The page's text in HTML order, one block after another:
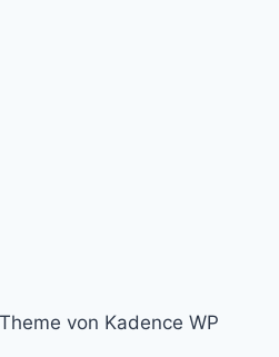
von Kadence WP